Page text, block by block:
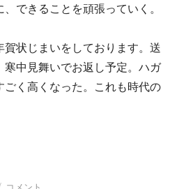
できることを頑張っていく。
賀状じまいをしております。送
寒中見舞いでお返し予定。ハガ
ごく高くなった。これも時代の
2026
コメント